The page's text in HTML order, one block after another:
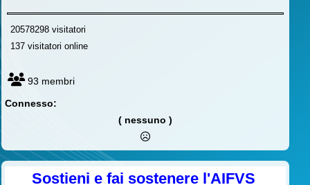
20578298 visitatori
137 visitatori online
93 membri
Connesso:
( nessuno )
Sostieni e fai sostenere l'AIFVS